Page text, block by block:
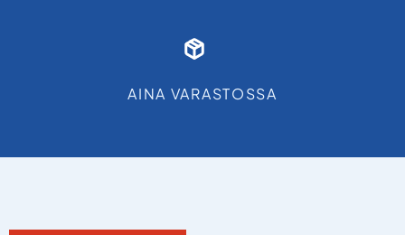
AINA VARASTOSSA